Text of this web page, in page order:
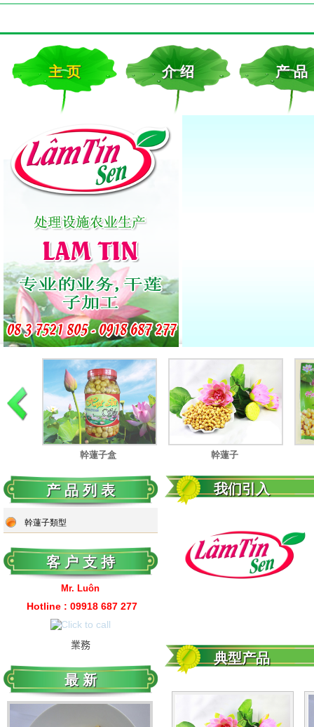
主 页 介 绍 产 品
幹蓮子 幹蓮子
产 品 列 表
幹蓮子類型
客 户 支 持
Mr. Luôn
Hotline : 09918 687 277
業務
最 新
幹蓮子
我们引入
典型产品